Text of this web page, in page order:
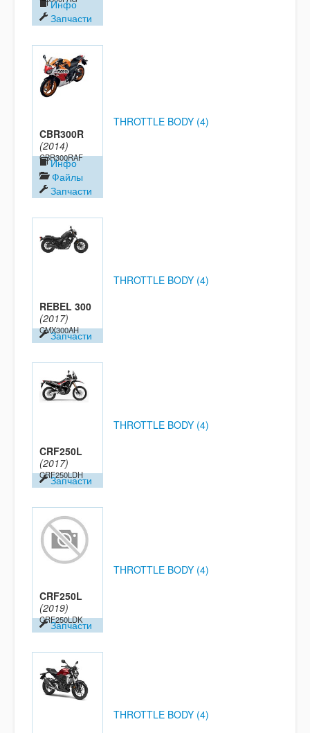
Инфо
Запчасти
CBR300R
(2014)
CBR300RAF
Инфо
Файлы
Запчасти
THROTTLE BODY (4)
REBEL 300
(2017)
CMX300AH
Запчасти
THROTTLE BODY (4)
CRF250L
(2017)
CRF250LDH
Запчасти
THROTTLE BODY (4)
CRF250L
(2019)
CRF250LDK
Запчасти
THROTTLE BODY (4)
THROTTLE BODY (4)